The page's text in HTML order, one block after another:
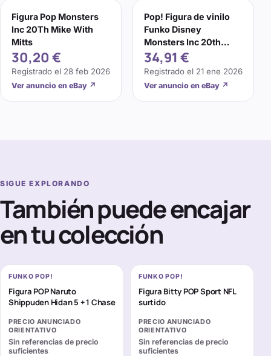
Figura Pop Monsters
Inc 20Th Mike With
Mitts
30,20 €
Registrado el 28 feb 2026
Ver anuncio en eBay ↗
Pop! Figura de vinilo
Funko Disney
Monsters Inc 20th
Mike with Mitts #1155
34,91 €
Registrado el 21 ene 2026
Ver anuncio en eBay ↗
SIGUE EXPLORANDO
También puede encajar
en tu colección
FUNKO POP!
Figura POP Naruto
Shippuden Hidan 5 + 1 Chase
PRECIO ANUNCIADO
ORIENTATIVO
Sin referencias de precio
suficientes
FUNKO POP!
Figura Bitty POP Sport NFL
surtido
PRECIO ANUNCIADO
ORIENTATIVO
Sin referencias de precio
suficientes